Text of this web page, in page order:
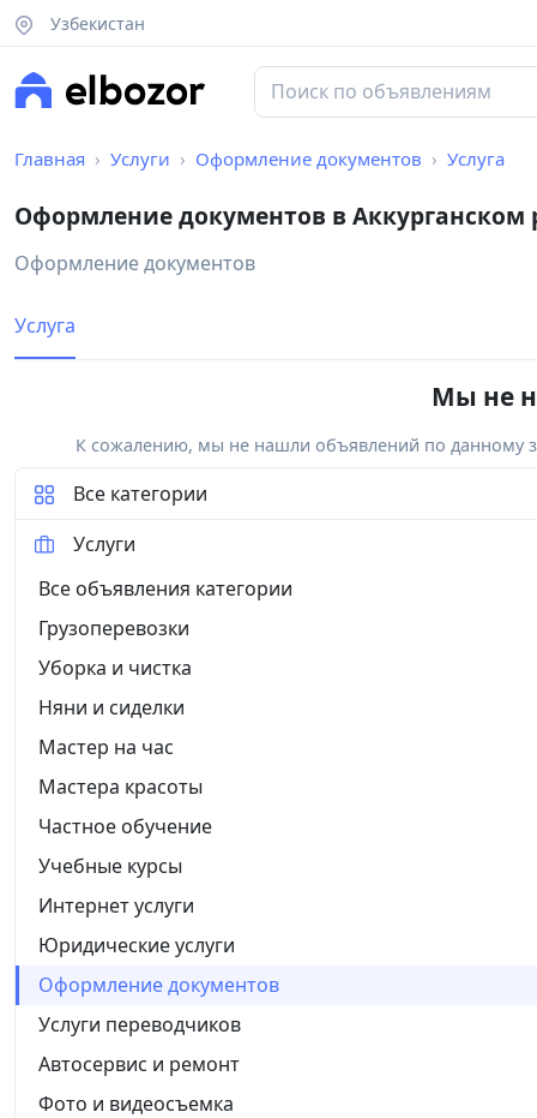
Узбекистан
Главная Услуги Оформление документов Услуга
Оформление документов в Аккурганском
Оформление документов
Услуга
Мы не
К сожалению, мы не нашли объявлений по данному
Все категории
Услуги
Все объявления категории
Грузоперевозки
Уборка и чистка
Няни и сиделки
Мастер на час
Мастера красоты
Частное обучение
Учебные курсы
Интернет услуги
Юридические услуги
Оформление документов
Услуги переводчиков
Автосервис и ремонт
Фото и видеосъемка